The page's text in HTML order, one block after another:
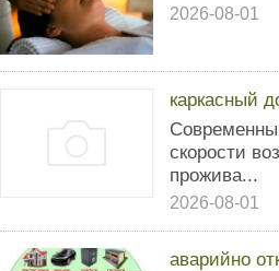
2026-08-01
каркасный
скорости
прожива...
2026-08-01
аварийно